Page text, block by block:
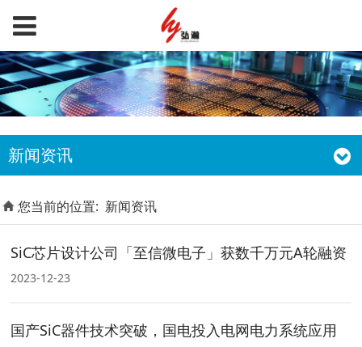
新闻资讯
您当前的位置: 新闻资讯
SiC芯片设计公司「至信微电子」获数千万元A轮融资
2023-12-23
国产SiC器件技术突破，国电投入电网电力系统应用